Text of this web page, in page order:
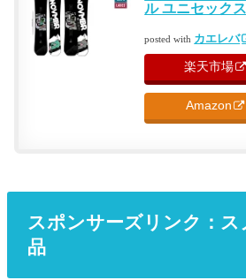
ル ユニセックス
posted with カエレバ
楽天市場
Amazon
スポンサーズリンク：ス
品